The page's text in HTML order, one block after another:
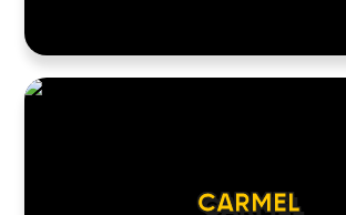
CARMEL